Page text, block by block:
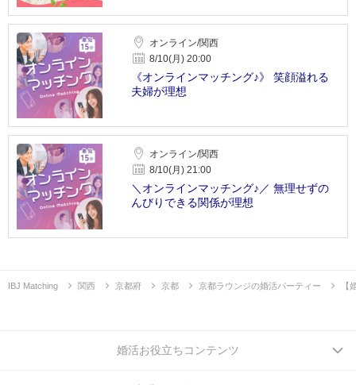
オンライン/関西
8/10(月) 20:00
《オンラインマッチング♪》 笑顔溢れる
夫婦が理想
オンライン/関西
8/10(月) 21:00
＼オンラインマッチング♪／ 無理せずの
んびりできる関係が理想
IBJ Matching 関西 京都府 京都 京都ラウンジの婚活パーティー 【
婚活お役立ちコンテンツ